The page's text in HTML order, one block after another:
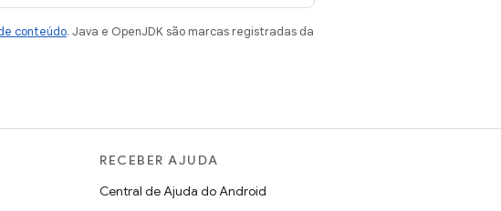
conteúdo. Java e OpenJDK são marcas registradas da
RECEBER AJUDA
Central de Ajuda do Android